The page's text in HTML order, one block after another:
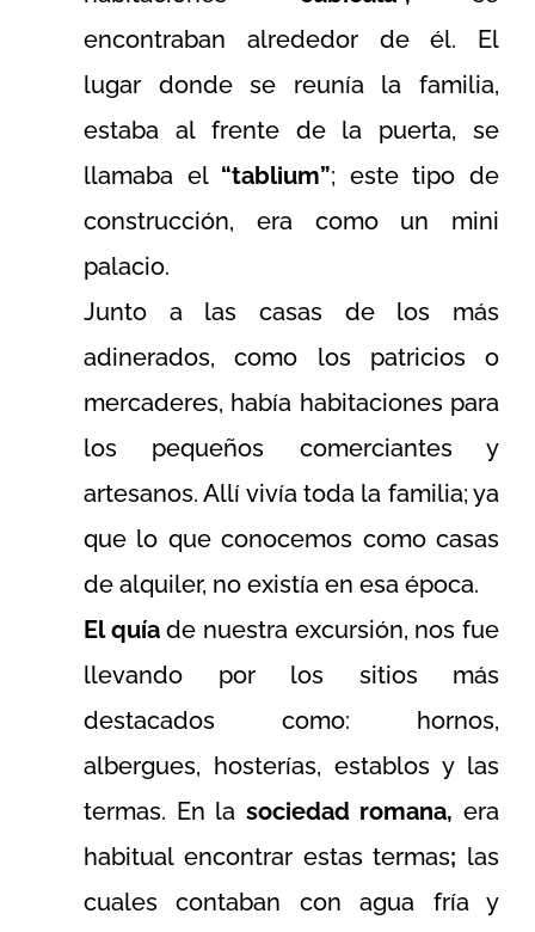
encontraban alrededor de él. El
lugar donde se reunía la familia,
estaba al frente de la puerta, se
llamaba el “tablium”; este tipo de
construcción, era como un mini
palacio.
Junto a las casas de los más
adinerados, como los patricios o
mercaderes, había habitaciones para
los pequeños comerciantes y
artesanos. Allí vivía toda la familia; ya
que lo que conocemos como casas
de alquiler, no existía en esa época.
El quíade nuestra excursión, nos fue
llevando por los sitios más
destacados como: hornos,
albergues, hosterías, establos y las
termas. En la sociedad romana, era
habitual encontrar estas termas; las
cuales contaban con agua fría y